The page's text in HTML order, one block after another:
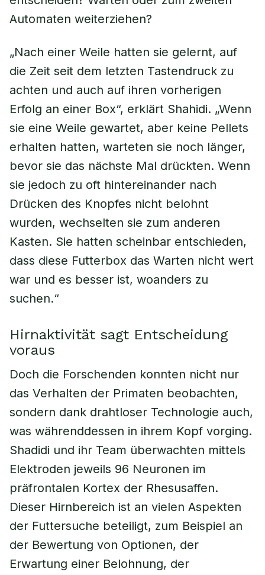
Automaten weiterziehen?
„Nach einer Weile hatten sie gelernt, auf
die Zeit seit dem letzten Tastendruck zu
achten und auch auf ihren vorherigen
Erfolg an einer Box“, erklärt Shahidi. „Wenn
sie eine Weile gewartet, aber keine Pellets
erhalten hatten, warteten sie noch länger,
bevor sie das nächste Mal drückten. Wenn
sie jedoch zu oft hintereinander nach
Drücken des Knopfes nicht belohnt
wurden, wechselten sie zum anderen
Kasten. Sie hatten scheinbar entschieden,
dass diese Futterbox das Warten nicht wert
war und es besser ist, woanders zu
suchen.“
Hirnaktivität sagt Entscheidung
voraus
Doch die Forschenden konnten nicht nur
das Verhalten der Primaten beobachten,
sondern dank drahtloser Technologie auch,
was währenddessen in ihrem Kopf vorging.
Shadidi und ihr Team überwachten mittels
Elektroden jeweils 96 Neuronen im
präfrontalen Kortex der Rhesusaffen.
Dieser Hirnbereich ist an vielen Aspekten
der Futtersuche beteiligt, zum Beispiel an
der Bewertung von Optionen, der
Erwartung einer Belohnung, der